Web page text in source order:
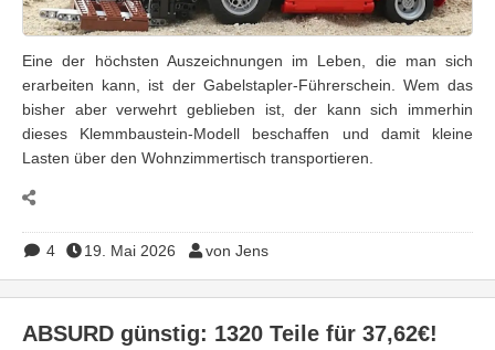
Eine der höchsten Auszeichnungen im Leben, die man sich
erarbeiten kann, ist der Gabelstapler-Führerschein. Wem das
bisher aber verwehrt geblieben ist, der kann sich immerhin
dieses Klemmbaustein-Modell beschaffen und damit kleine
Lasten über den Wohnzimmertisch transportieren.
4 19. Mai 2026 von Jens
ABSURD günstig: 1320 Teile für 37,62€!